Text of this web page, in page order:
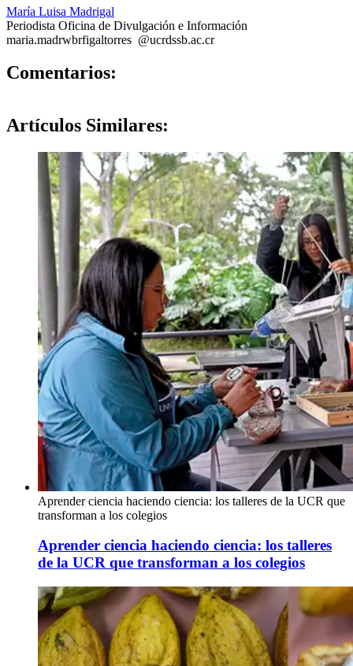
María Luisa Madrigal
Periodista Oficina de Divulgación e Información
maria.madrwbrfigaltorres @ucrdssb.ac.cr
Comentarios:
Artículos Similares:
Aprender ciencia haciendo ciencia: los talleres de la UCR que
transforman a los colegios
Aprender ciencia haciendo ciencia: los talleres
de la UCR que transforman a los colegios